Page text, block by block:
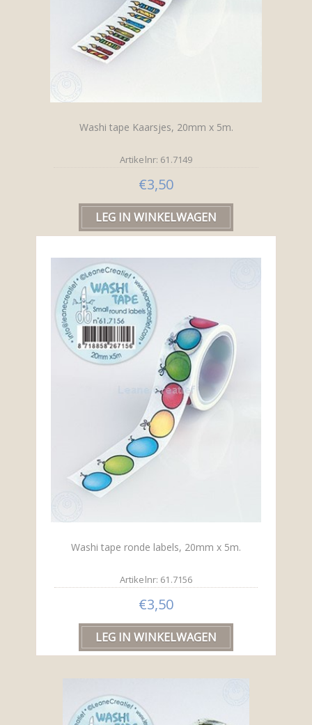
Washi tape Kaarsjes, 20mm x 5m.
Artikelnr: 61.7149
€3,50
Washi tape ronde labels, 20mm x 5m.
Artikelnr: 61.7156
€3,50